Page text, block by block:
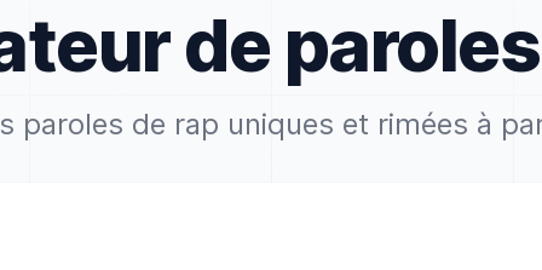
de
paroles de rap uniques et rimées à